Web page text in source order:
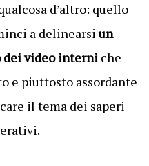
d’altro: quello
a delinearsiun
video interniche
e piuttosto assordante
il tema dei saperi